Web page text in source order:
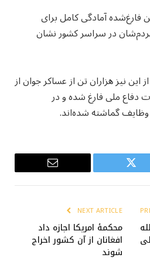
فارغ‌شده آمادگی کامل برای
در سراسر کشور نشان
نیز هزاران تن از عساکر جوان از
دفاع ملی فارغ شده و در
گماشته شده‌اند.
Twitter
Email
NEXT ARTICLE
محکمۀ امریکا اجازه داد
افغانان از آن کشور اخراج
شوند